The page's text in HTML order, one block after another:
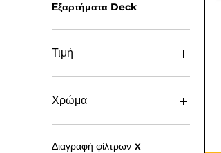
Εξαρτήματα Deck
Τιμή
12 €
Χρώμα
Διαγραφή φίλτρων X